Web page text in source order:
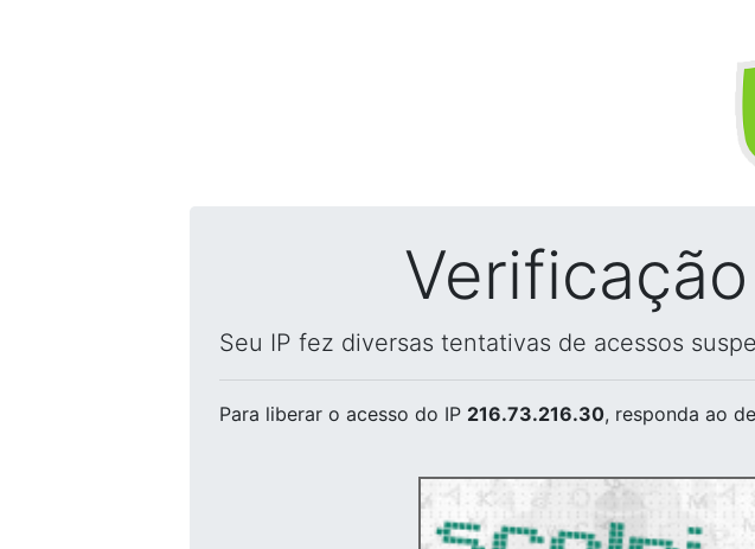
Seu IP fez diversas tentativas de acessos
Para liberar o acesso do IP 216.73.216.30, responda ao